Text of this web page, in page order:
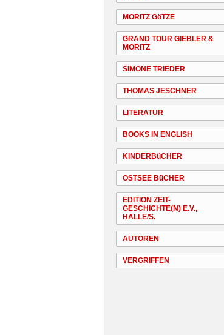
MORITZ GöTZE
GRAND TOUR GIEBLER &
MORITZ
SIMONE TRIEDER
THOMAS JESCHNER
LITERATUR
BOOKS IN ENGLISH
KINDERBüCHER
OSTSEE BüCHER
EDITION ZEIT-
GESCHICHTE(N) E.V.,
HALLE/S.
AUTOREN
VERGRIFFEN